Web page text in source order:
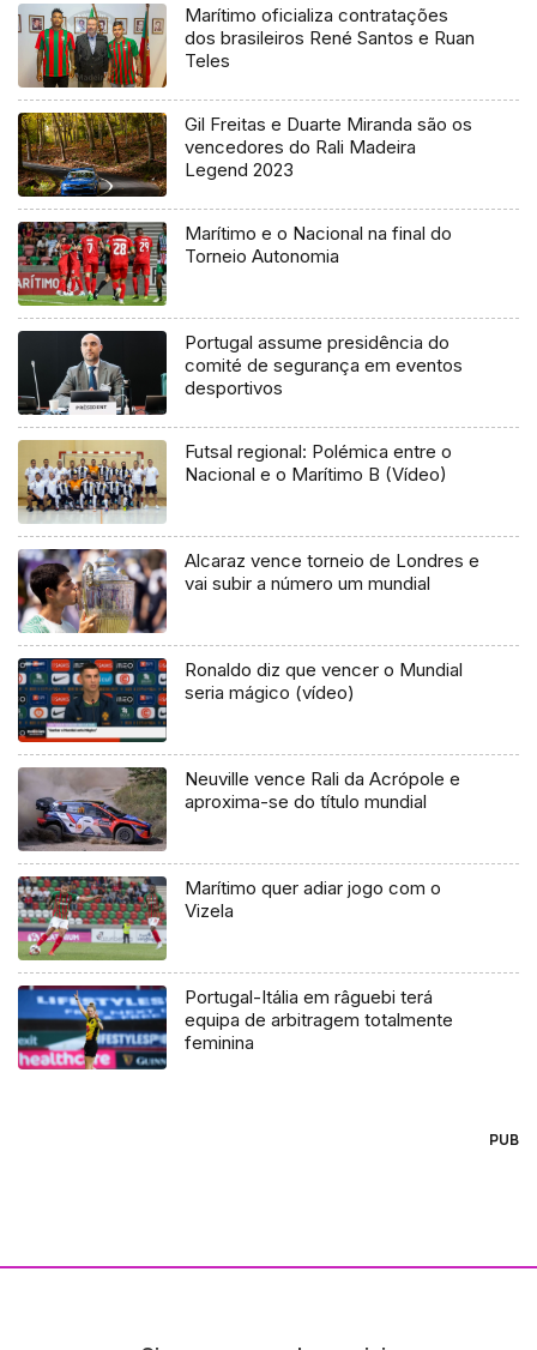
Marítimo oficializa contratações
dos brasileiros René Santos e Ruan
Teles
Gil Freitas e Duarte Miranda são os
vencedores do Rali Madeira
Legend 2023
Marítimo e o Nacional na final do
Torneio Autonomia
Portugal assume presidência do
comité de segurança em eventos
desportivos
Futsal regional: Polémica entre o
Nacional e o Marítimo B (Vídeo)
Alcaraz vence torneio de Londres e
vai subir a número um mundial
Ronaldo diz que vencer o Mundial
seria mágico (vídeo)
Neuville vence Rali da Acrópole e
aproxima-se do título mundial
Marítimo quer adiar jogo com o
Vizela
Portugal-Itália em râguebi terá
equipa de arbitragem totalmente
feminina
PUB